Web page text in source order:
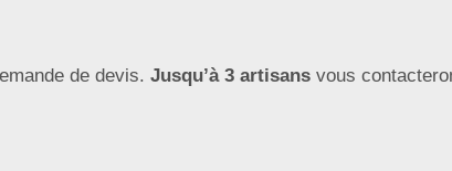
de devis. Jusqu’à 3 artisans vous